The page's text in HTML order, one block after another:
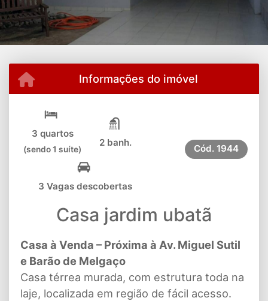
Informações do imóvel
3 quartos
(sendo 1 suíte)
2 banh.
3 Vagas descobertas
Cód. 1944
Casa jardim ubatã
Casa à Venda – Próxima à Av. Miguel Sutil
e Barão de Melgaço
Casa térrea murada, com estrutura toda na
laje, localizada em região de fácil acesso.